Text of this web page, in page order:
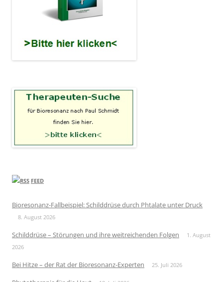
FEED
Bioresonanz-Fallbeispiel: Schilddrüse durch Phtalate unter Druck
8. August 2026
Schilddrüse – Störungen und ihre weitreichenden Folgen
1. August
2026
Bei Hitze – der Rat der Bioresonanz-Experten 25. Juli 2026